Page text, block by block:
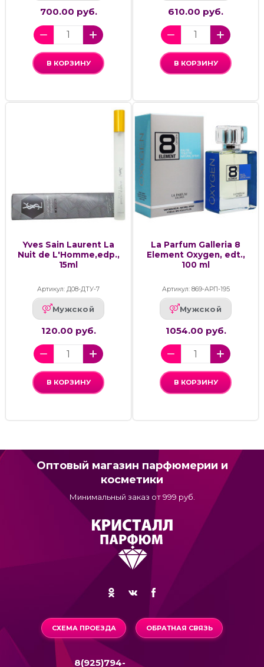
700.00 руб.
В КОРЗИНУ
610.00 руб.
В КОРЗИНУ
Yves Sain Laurent La
Nuit de L'Homme,edp.,
15ml
Артикул: Д08-ДТУ-7
Мужской
120.00 руб.
В КОРЗИНУ
La Parfum Galleria 8
Element Oxygen, edt.,
100 ml
Артикул: 869-АРП-195
Мужской
1054.00 руб.
В КОРЗИНУ
Оптовый магазин парфюмерии и
косметики
Минимальный заказ от 999 руб.
СХЕМА ПРОЕЗДА ОБРАТНАЯ СВЯЗЬ
8(925)794-